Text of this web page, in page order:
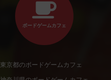
ボードゲームカフェ
東京都のボードゲームカフェ